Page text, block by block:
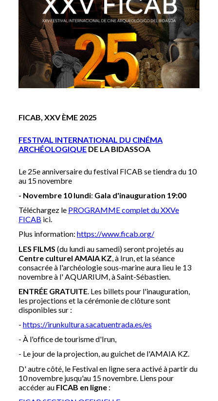
FICAB, XXV ÈME 2025
FESTIVAL INTERNATIONAL DU CINÉMA
ARCHÉOLOGIQUE DE LA BIDASSOA
Le 25e anniversaire du festival FICAB se tiendra du 10
au 15 novembre
- Novembre 10 lundi: Gala d'inauguration 19:00
Téléchargez le PROGRAMME complet du XXVe
FICAB ici.
Plus information: https://www.ficab.org/
LES FILMS (du lundi au samedi) seront projetés au
Centre culturel AMAIA KZ , à Irun, et la séance
consacrée à l'archéologie sous-marine aura lieu le 13
novembre à l' AQUARIUM, à Saint-Sébastien.
ENTRÉE GRATUITE . Les billets pour l'inauguration,
les projections et la cérémonie de clôture sont
disponibles sur :
- https://irunkultura.sacatuentrada.es/es
- À l'office de tourisme d'Irun,
- Le jour de la projection, au guichet de l'AMAIA KZ.
D' autre côté, le Festival en ligne sera activé à partir du
10 novembre jusqu'au 15 novembre. Liens pour
accéder au FICAB en ligne :